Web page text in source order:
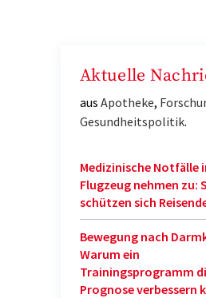
Aktuelle
aus Apotheke,
Gesundheitspolitik.
Medizinische Notfälle
Flugzeug nehmen zu:
schützen sich
Bewegung nach
Warum ein
Trainingsprogramm
Prognose verbessern